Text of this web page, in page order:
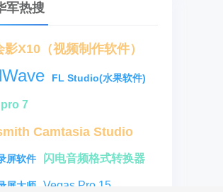
军热搜
影X10（视频制作软件）
FL Studio(水果软件)
7
Camtasia Studio
屏软件 闪电音频格式转换器
屏大师 Vegas Pro 15